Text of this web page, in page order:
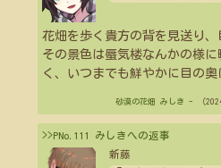
花畑を歩く貴方の背を見送り、
その景色は蜃気楼なんかの様
く、いつまでも鮮やかに目の奥
砂漠の花畑 みしき - （
>>PNo.111 みしきへの返事
新藤